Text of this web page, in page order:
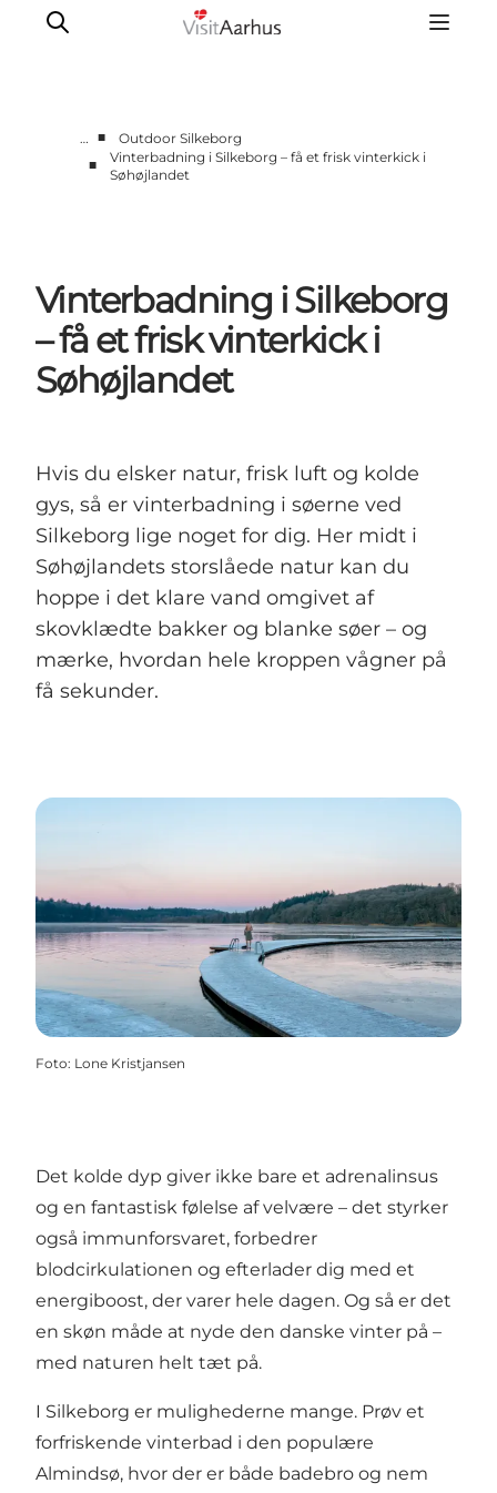
Byer og steder
Randers
Silkeborg
Viborg
Favrskov
… ■
Outdoor Silkeborg
■
Vinterbadning i Silkeborg – få et frisk vinterkick i
Søhøjlandet
Vinterbadning i Silkeborg
– få et frisk vinterkick i
Søhøjlandet
Hvis du elsker natur, frisk luft og kolde
gys, så er vinterbadning i søerne ved
Silkeborg lige noget for dig. Her midt i
Søhøjlandets storslåede natur kan du
hoppe i det klare vand omgivet af
skovklædte bakker og blanke søer – og
mærke, hvordan hele kroppen vågner på
få sekunder.
Foto: Lone Kristjansen
Det kolde dyp giver ikke bare et adrenalinsus
og en fantastisk følelse af velvære – det styrker
også immunforsvaret, forbedrer
blodcirkulationen og efterlader dig med et
energiboost, der varer hele dagen. Og så er det
en skøn måde at nyde den danske vinter på –
med naturen helt tæt på.
I Silkeborg er mulighederne mange. Prøv et
forfriskende vinterbad i den populære
Almindsø, hvor der er både badebro og nem